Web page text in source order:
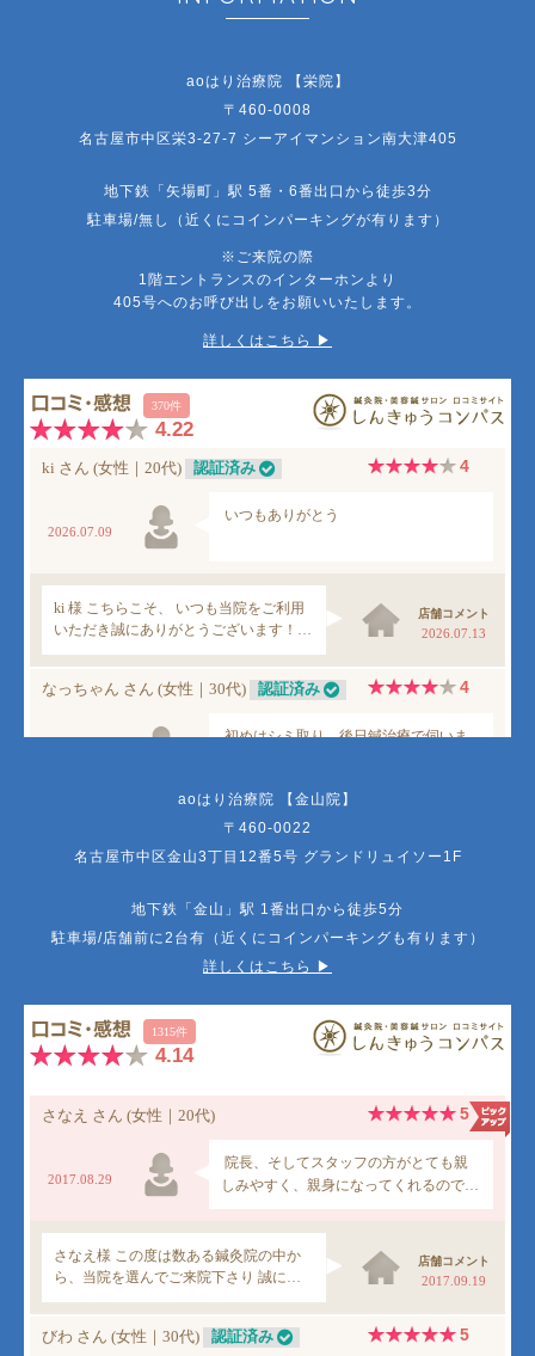
aoはり治療院 【栄院】
〒460-0008
名古屋市中区栄3-27-7 シーアイマンション南大津405
地下鉄「矢場町」駅 5番・6番出口から徒歩3分
駐車場/無し（近くにコインパーキングが有ります）
※ご来院の際
1階エントランスのインターホンより
405号へのお呼び出しをお願いいたします。
詳しくはこちら ▶︎
aoはり治療院 【金山院】
〒460-0022
名古屋市中区金山3丁目12番5号 グランドリュイソー1F
地下鉄「金山」駅 1番出口から徒歩5分
駐車場/店舗前に2台有（近くにコインパーキングも有ります）
詳しくはこちら ▶︎